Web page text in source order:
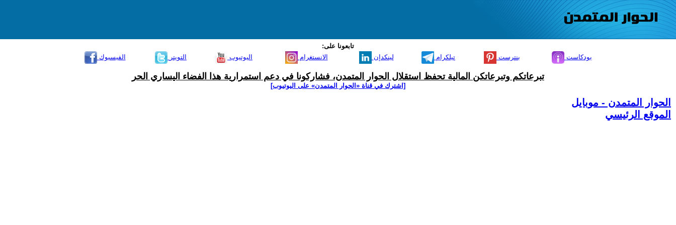
تابعونا على:
الفيسبوك
التويتر اليوتيوب الانستغرام لينكدإن تيلكرام بنترست بودكاست
تبرعاتكم وتبرعاتكن المالية تحفظ استقلال الحوار المتمدن، فشاركونا في دعم استمرارية هذا الفضاء اليساري الحر
[اشترك في قناة ‫«الحوار المتمدن» على اليوتيوب]
الحوار المتمدن - موبايل
الموقع الرئيسي